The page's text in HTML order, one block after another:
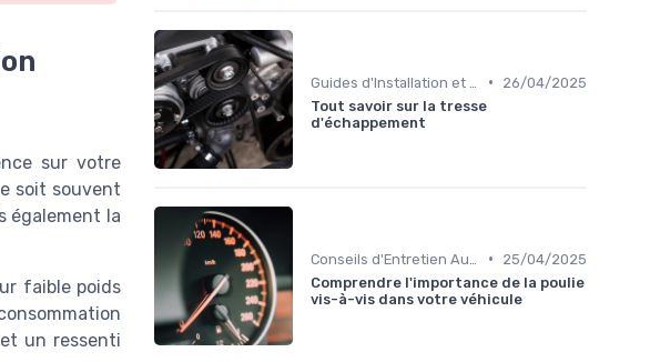
sur votre
soit souvent
également la
faible poids
un ressenti
•
26/04/2025
Tout savoir sur la tresse
d'échappement
•
25/04/2025
Comprendre l'importance de la poulie
vis-à-vis dans votre véhicule